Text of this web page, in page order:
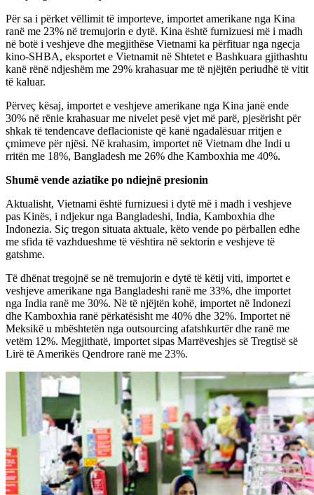
Për sa i përket vëllimit të importeve, importet amerikane nga Kina
ranë me 23% në tremujorin e dytë. Kina është furnizuesi më i madh
në botë i veshjeve dhe megjithëse Vietnami ka përfituar nga ngecja
kino-SHBA, eksportet e Vietnamit në Shtetet e Bashkuara gjithashtu
kanë rënë ndjeshëm me 29% krahasuar me të njëjtën periudhë të vitit
të kaluar.
Përveç kësaj, importet e veshjeve amerikane nga Kina janë ende
30% në rënie krahasuar me nivelet pesë vjet më parë, pjesërisht për
shkak të tendencave deflacioniste që kanë ngadalësuar rritjen e
çmimeve për njësi. Në krahasim, importet në Vietnam dhe Indi u
rritën me 18%, Bangladesh me 26% dhe Kamboxhia me 40%.
Shumë vende aziatike po ndiejnë presionin
Aktualisht, Vietnami është furnizuesi i dytë më i madh i veshjeve
pas Kinës, i ndjekur nga Bangladeshi, India, Kamboxhia dhe
Indonezia. Siç tregon situata aktuale, këto vende po përballen edhe
me sfida të vazhdueshme të vështira në sektorin e veshjeve të
gatshme.
Të dhënat tregojnë se në tremujorin e dytë të këtij viti, importet e
veshjeve amerikane nga Bangladeshi ranë me 33%, dhe importet
nga India ranë me 30%. Në të njëjtën kohë, importet në Indonezi
dhe Kamboxhia ranë përkatësisht me 40% dhe 32%. Importet në
Meksikë u mbështetën nga outsourcing afatshkurtër dhe ranë me
vetëm 12%. Megjithatë, importet sipas Marrëveshjes së Tregtisë së
Lirë të Amerikës Qendrore ranë me 23%.